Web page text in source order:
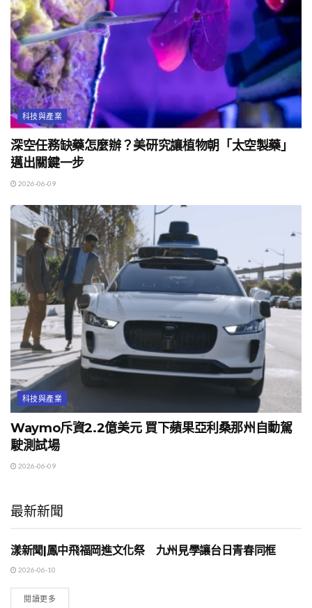
科技與產業
深空任務缺藥怎麼辦？美研究讓植物朝「太空製藥」
邁出關鍵一步
2026-06-09
科技與產業
Waymo斥資2.2億美元 買下蘋果亞利桑那州自動駕
駛測試場
2026-06-09
最新新聞
地方時事
漾新聞|鳳中飛福岡進文化祭 九州見學讓台日青春同框
2026-06-10
閱讀更多